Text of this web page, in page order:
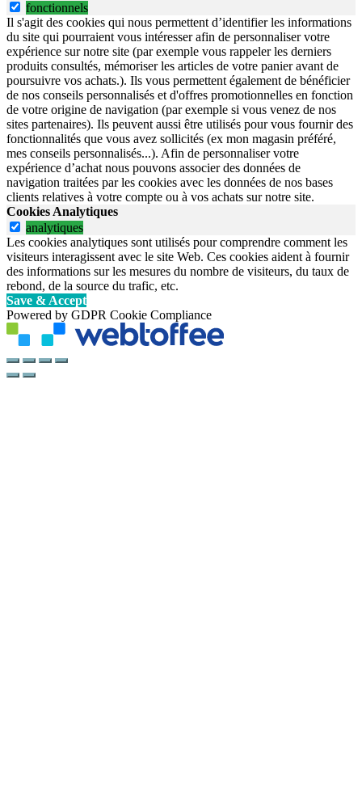
fonctionnels
Il s'agit des cookies qui nous permettent d’identifier les informations
du site qui pourraient vous intéresser afin de personnaliser votre
expérience sur notre site (par exemple vous rappeler les derniers
produits consultés, mémoriser les articles de votre panier avant de
poursuivre vos achats.). Ils vous permettent également de bénéficier
de nos conseils personnalisés et d'offres promotionnelles en fonction
de votre origine de navigation (par exemple si vous venez de nos
sites partenaires). Ils peuvent aussi être utilisés pour vous fournir des
fonctionnalités que vous avez sollicités (ex mon magasin préféré,
mes conseils personnalisés...). Afin de personnaliser votre
expérience d’achat nous pouvons associer des données de
navigation traitées par les cookies avec les données de nos bases
clients relatives à votre compte ou à vos achats sur notre site.
Cookies Analytiques
analytiques
Les cookies analytiques sont utilisés pour comprendre comment les
visiteurs interagissent avec le site Web. Ces cookies aident à fournir
des informations sur les mesures du nombre de visiteurs, du taux de
rebond, de la source du trafic, etc.
Save & Accept
Powered by GDPR Cookie Compliance